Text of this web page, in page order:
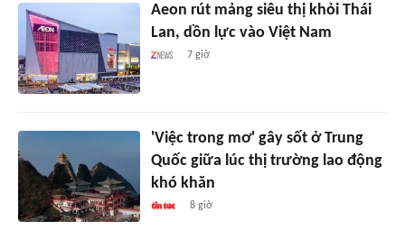
Aeon rút mảng siêu thị khỏi Thái
Lan, dồn lực vào Việt Nam
7 giờ
'Việc trong mơ' gây sốt ở Trung
Quốc giữa lúc thị trường lao động
khó khăn
8 giờ